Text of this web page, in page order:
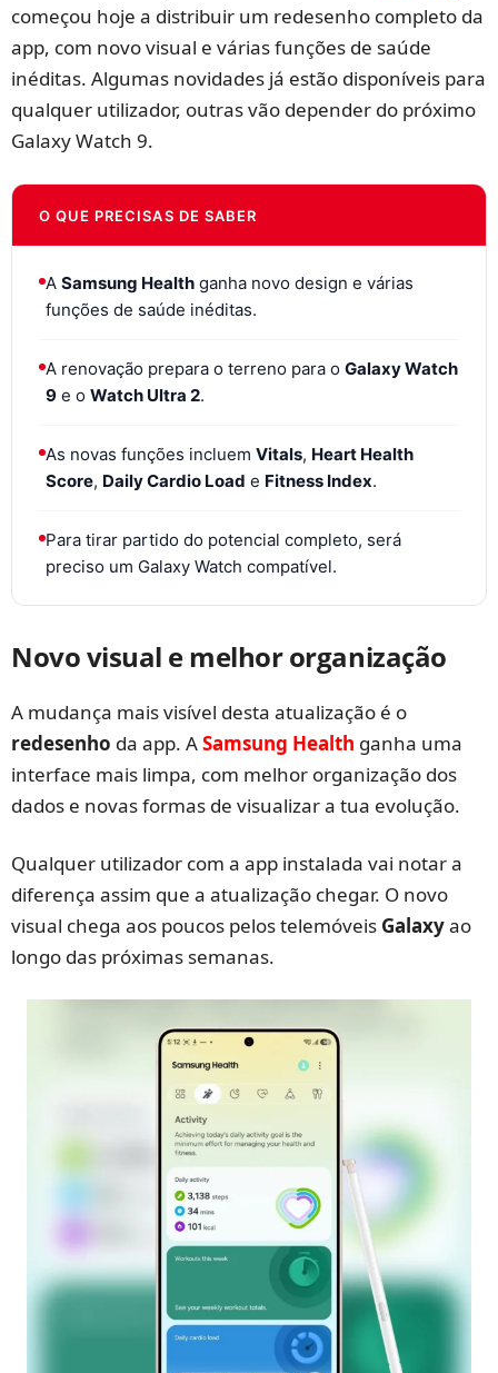
começou hoje a distribuir um redesenho completo da
app, com novo visual e várias funções de saúde
inéditas. Algumas novidades já estão disponíveis para
qualquer utilizador, outras vão depender do próximo
Galaxy Watch 9.
O QUE PRECISAS DE SABER
A Samsung Health ganha novo design e várias
funções de saúde inéditas.
A renovação prepara o terreno para o Galaxy Watch
9 e o Watch Ultra 2.
As novas funções incluem Vitals, Heart Health
Score, Daily Cardio Load e Fitness Index.
Para tirar partido do potencial completo, será
preciso um Galaxy Watch compatível.
Novo visual e melhor organização
A mudança mais visível desta atualização é o
redesenho da app. ASamsung Health ganha uma
interface mais limpa, com melhor organização dos
dados e novas formas de visualizar a tua evolução.
Qualquer utilizador com a app instalada vai notar a
diferença assim que a atualização chegar. O novo
visual chega aos poucos pelos telemóveis Galaxyao
longo das próximas semanas.